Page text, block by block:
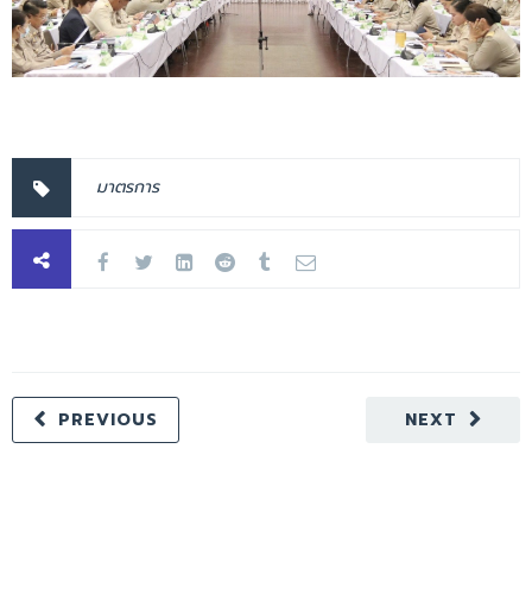
มาตรการ
NEXT
PREVIOUS